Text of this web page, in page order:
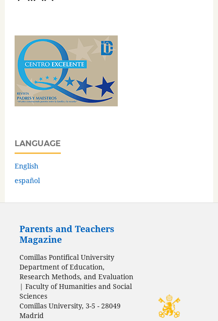
LANGUAGE
English
español
Parents and Teachers
Magazine
Comillas Pontifical University
Department of Education,
Research Methods, and Evaluation
| Faculty of Humanities and Social
Sciences
Comillas University, 3-5 - 28049
Madrid